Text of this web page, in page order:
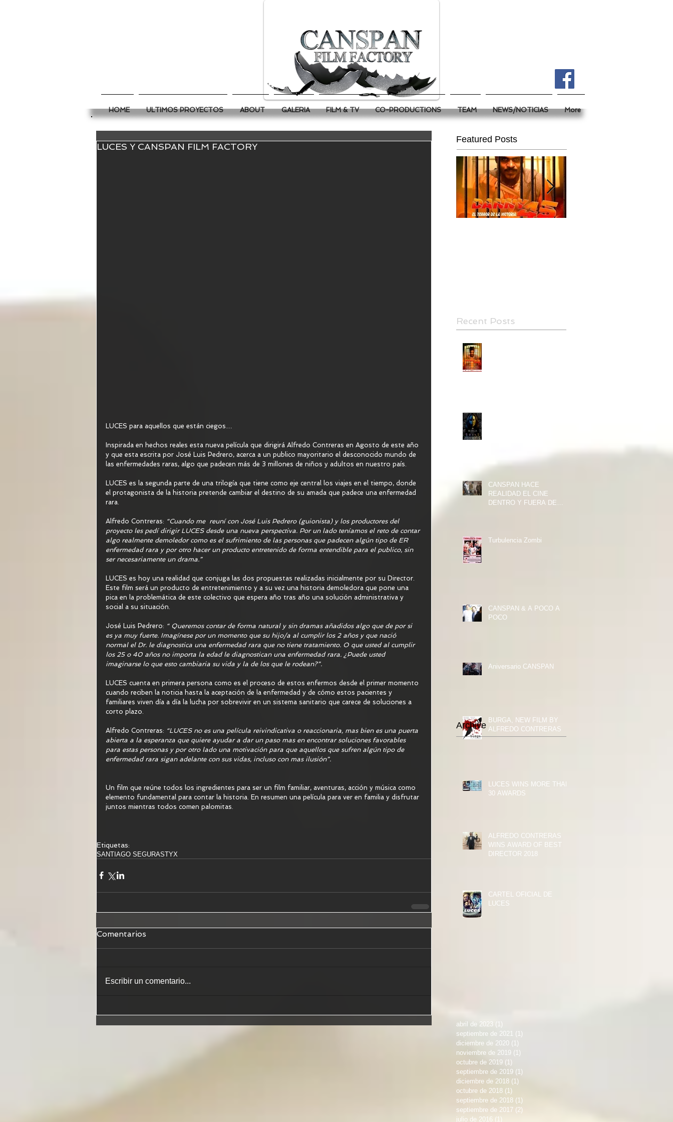
HOME ULTIMOS PROYECTOS ABOUT GALERIA FILM & TV CO-PRODUCTIONS TEAM NEWS/NOTICIAS More
LUCES Y CANSPAN FILM FACTORY
LUCES para aquellos que están ciegos…
Inspirada en hechos reales esta nueva película que dirigirá Alfredo Contreras en Agosto de este año
y que esta escrita por José Luis Pedrero, acerca a un publico mayoritario el desconocido mundo de
las enfermedades raras, algo que padecen más de 3 millones de niños y adultos en nuestro país.
LUCES es la segunda parte de una trilogía que tiene como eje central los viajes en el tiempo, donde
el protagonista de la historia pretende cambiar el destino de su amada que padece una enfermedad
rara.
Alfredo Contreras: “Cuando me  reuní con José Luis Pedrero (guionista) y los productores del
proyecto les pedí dirigir LUCES desde una nueva perspectiva. Por un lado teníamos el reto de contar
algo realmente demoledor como es el sufrimiento de las personas que padecen algún tipo de ER
enfermedad rara y por otro hacer un producto entretenido de forma entendible para el publico, sin
ser necesariamente un drama.”
LUCES es hoy una realidad que conjuga las dos propuestas realizadas inicialmente por su Director.
Este film será un producto de entretenimiento y a su vez una historia demoledora que pone una
pica en la problemática de este colectivo que espera año tras año una solución administrativa y
social a su situación.
José Luis Pedrero: “ Queremos contar de forma natural y sin dramas añadidos algo que de por si
es ya muy fuerte. Imagínese por un momento que su hijo/a al cumplir los 2 años y que nació
normal el Dr. le diagnostica una enfermedad rara que no tiene tratamiento. O que usted al cumplir
los 25 o 40 años no importa la edad le diagnostican una enfermedad rara. ¿Puede usted
imaginarse lo que esto cambiaria su vida y la de los que le rodean?”.
LUCES cuenta en primera persona como es el proceso de estos enfermos desde el primer momento
cuando reciben la noticia hasta la aceptación de la enfermedad y de cómo estos pacientes y
familiares viven día a día la lucha por sobrevivir en un sistema sanitario que carece de soluciones a
corto plazo.
Alfredo Contreras: “LUCES no es una película reivindicativa o reaccionaria, mas bien es una puerta
abierta a la esperanza que quiere ayudar a dar un paso mas en encontrar soluciones favorables
para estas personas y por otro lado una motivación para que aquellos que sufren algún tipo de
enfermedad rara sigan adelante con sus vidas, incluso con mas ilusión”.
Un film que reúne todos los ingredientes para ser un film familiar, aventuras, acción y música como
elemento fundamental para contar la historia. En resumen una película para ver en familia y disfrutar
juntos mientras todos comen palomitas.
Etiquetas:
SANTIAGO SEGURASTYX
Comentarios
Escribir un comentario...
Featured Posts
Recent Posts
CANSPAN HACE
REALIDAD EL CINE
DENTRO Y FUERA DE
Turbulencia Zombi
CANSPAN & A POCO A
POCO
Aniversario CANSPAN
BURGA, NEW FILM BY
ALFREDO CONTRERAS
LUCES WINS MORE THAN
30 AWARDS
ALFREDO CONTRERAS
WINS AWARD OF BEST
DIRECTOR 2018
CARTEL OFICIAL DE
LUCES
Archive
abril de 2023 (1)
septiembre de 2021 (1)
diciembre de 2020 (1)
noviembre de 2019 (1)
octubre de 2019 (1)
septiembre de 2019 (1)
diciembre de 2018 (1)
octubre de 2018 (1)
septiembre de 2018 (1)
septiembre de 2017 (2)
julio de 2016 (1)